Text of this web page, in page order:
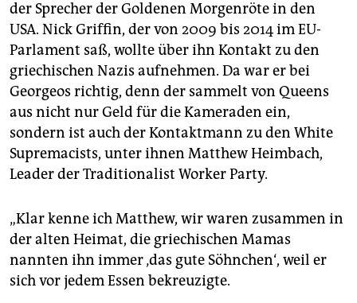
der Sprecher der Goldenen Morgenröte in den
USA. Nick Griffin, der von 2009 bis 2014 im EU-
Parlament saß, wollte über ihn Kontakt zu den
griechischen Nazis aufnehmen. Da war er bei
Georgeos richtig, denn der sammelt von Queens
aus nicht nur Geld für die Kameraden ein,
sondern ist auch der Kontaktmann zu den White
Su­pre­macists, unter ­ihnen Matthew Heimbach,
Leader der Traditionalist Worker Party.
„Klar kenne ich Matthew, wir waren zusammen in
der alten Heimat, die griechischen Mamas
nannten ihn immer ‚das gute Söhnchen‘, weil er
sich vor jedem Essen bekreuzigte.